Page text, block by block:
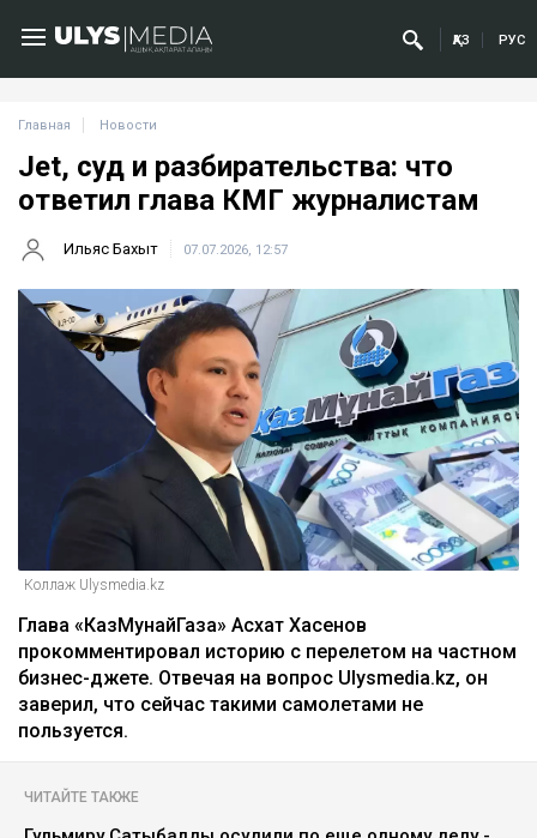
ҚАЗ РУС
Главная Новости
Jet, суд и разбирательства: что
ответил глава КМГ журналистам
Ильяс Бахыт 07.07.2026, 12:57
Коллаж Ulysmedia.kz
Глава «КазМунайГаза» Асхат Хасенов
прокомментировал историю с перелетом на частном
бизнес-джете. Отвечая на вопрос Ulysmedia.kz, он
заверил, что сейчас такими самолетами не
пользуется.
ЧИТАЙТЕ ТАКЖЕ